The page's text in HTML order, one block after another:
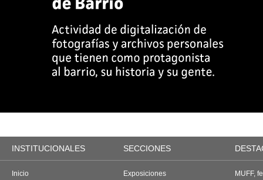
INSTITUCIONALES SECCIONES
Inicio
Exposiciones
MUFF,